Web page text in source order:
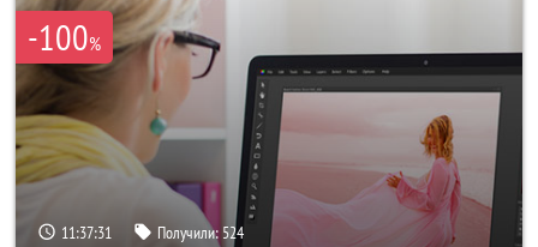
-100%
11:37:31 Получили: 524